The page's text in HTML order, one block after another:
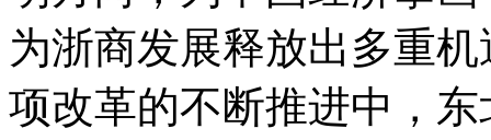
为浙商发展释放出多重
项改革的不断推进中，